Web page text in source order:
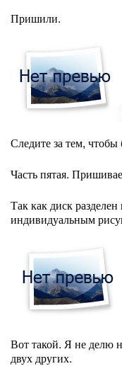
Пришили.
Следите за тем,
Часть пятая.
Так как диск
индивидуальным
Вот такой. Я не делю
двух других.